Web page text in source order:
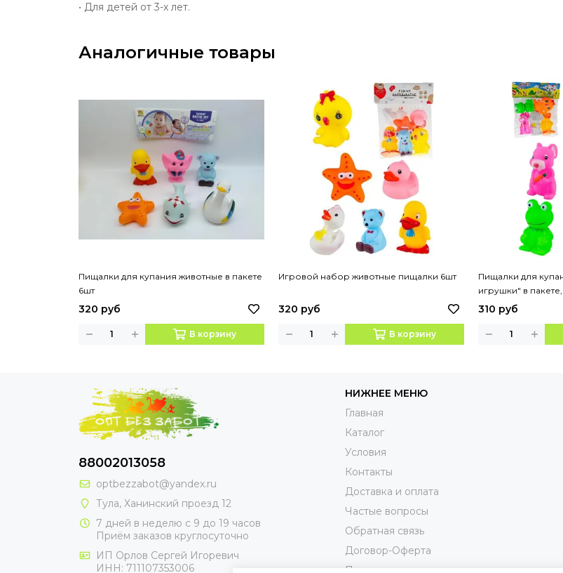
• Для детей от 3-х лет.
Аналогичные товары
Пищалки для купания животные в пакете
6шт
320 руб
В корзину
Игровой набор животные пищалки 6шт
320 руб
В корзину
Пищалки для
игрушки" в
310 руб
88002013058
optbezzabot@yandex.ru
Тула, Ханинский проезд 12
7 дней в неделю с 9 до 19 часов
Приём заказов круглосуточно
ИП Орлов Сергей Игоревич
ИНН: 711107353006
НИЖНЕЕ МЕНЮ
Главная
Каталог
Условия
Контакты
Доставка и оплата
Частые вопросы
Обратная связь
Договор-Оферта
Пользовательское соглашениие